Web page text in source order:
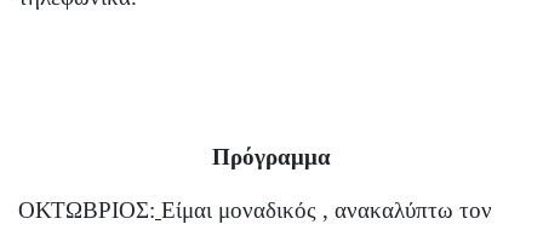
Πρόγραμμα
ΟΚΤΩΒΡΙΟΣ: Είμαι μοναδικός , ανακαλύπτω τον